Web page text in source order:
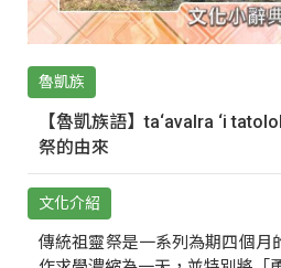
魯凱族
【魯凱族語】ta‘avalra ‘i
祭的由來
文化介紹
傳統祖靈祭是一系列為期四個月